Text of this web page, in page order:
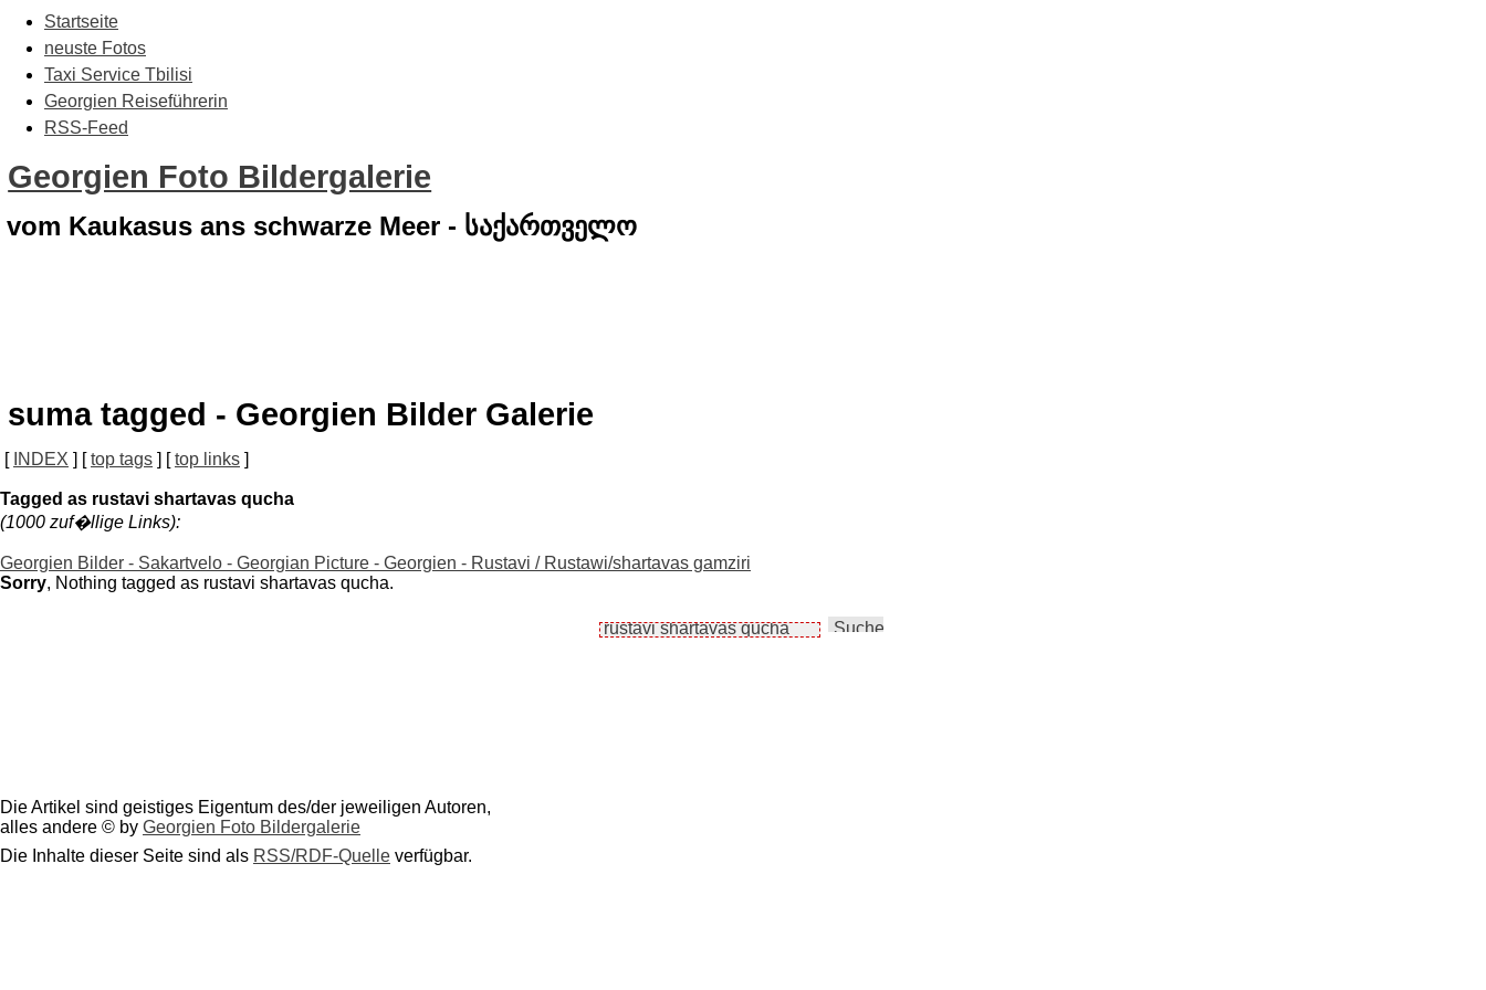
Startseite
neuste Fotos
Taxi Service Tbilisi
Georgien Reiseführerin
RSS-Feed
Georgien Foto Bildergalerie
vom Kaukasus ans schwarze Meer - საქართველო
suma tagged - Georgien Bilder Galerie
[ INDEX ] [top tags ] [top links ]
Tagged as rustavi shartavas qucha
(1000 zuf�llige Links):
Georgien Bilder - Sakartvelo - Georgian Picture - Georgien - Rustavi / Rustawi/shartavas gamziri
Sorry, Nothing tagged as rustavi shartavas qucha.
Die Artikel sind geistiges Eigentum des/der jeweiligen Autoren,
alles andere © by Georgien Foto Bildergalerie
Die Inhalte dieser Seite sind als RSS/RDF-Quelle verfügbar.